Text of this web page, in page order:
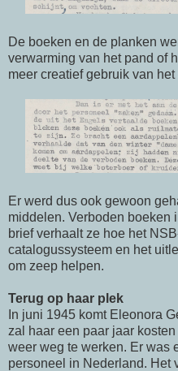
De boeken en de planken
verwarming van het pand of
meer creatief gebruik van
Er werd dus ook gewoon
middelen. Verboden boeken
brief verhaalt ze hoe het
catalogussysteem en het
om zeep helpen.
Terug op haar plek
In juni 1945 komt Eleonora
zal haar een paar jaar
weer weg te werken. Er was
personeel in Nederland. Het